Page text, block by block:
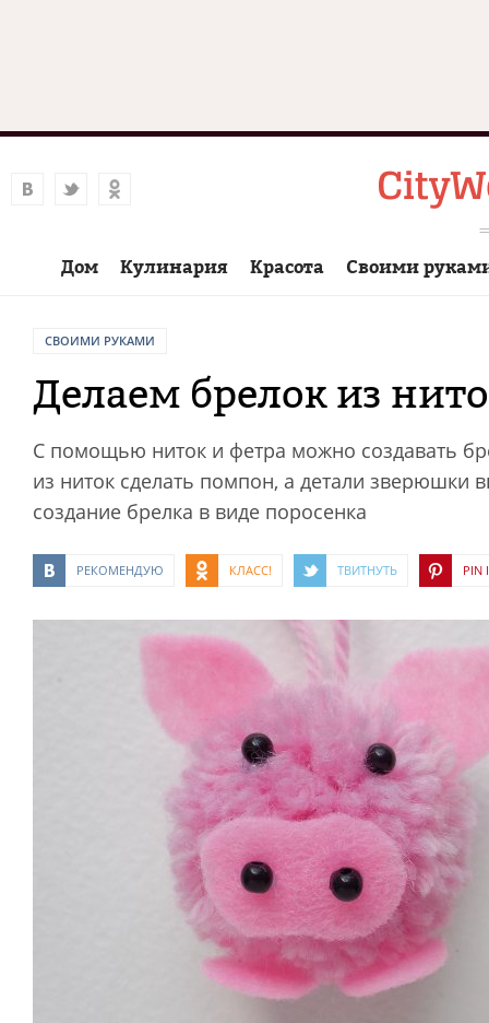
Дом Кулинария Красота Своими
СВОИМИ РУКАМИ
Делаем брелок из
С помощью ниток и фетра можно создавать
из ниток сделать помпон, а детали зверюшки
создание брелка в виде поросенка
РЕКОМЕНДУЮ КЛАСС! ТВИТНУТЬ PIN